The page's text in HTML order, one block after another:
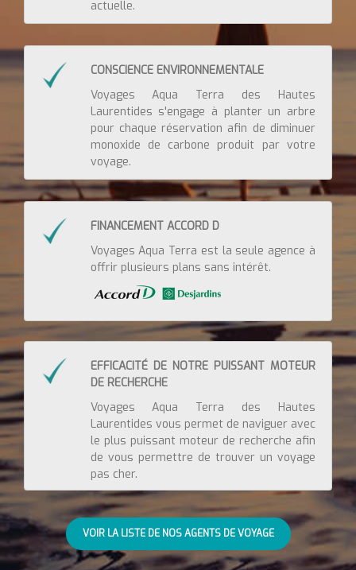
actuelle.
CONSCIENCE ENVIRONNEMENTALE
Voyages Aqua Terra des Hautes
Laurentides s'engage à planter un arbre
pour chaque réservation afin de diminuer
monoxide de carbone produit par votre
voyage.
FINANCEMENT ACCORD D
Voyages Aqua Terra est la seule agence à
offrir plusieurs plans sans intérêt.
EFFICACITÉ DE NOTRE PUISSANT MOTEUR
DE RECHERCHE
Voyages Aqua Terra des Hautes
Laurentides vous permet de naviguer avec
le plus puissant moteur de recherche afin
de vous permettre de trouver un voyage
pas cher.
VOIR LA LISTE DE NOS AGENTS DE VOYAGE